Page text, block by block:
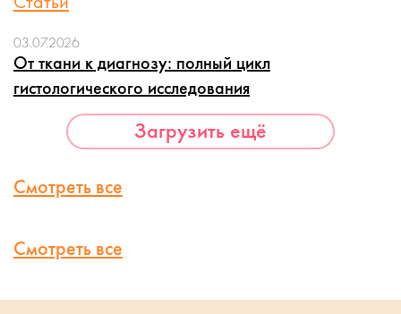
03.07.2026
От ткани к диагнозу: полный цикл
гистологического исследования
Загрузить ещё
Смотреть все
Смотреть все